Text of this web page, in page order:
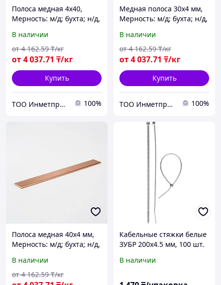
Полоса медная 4х40,
Мерность: м/д; бухта; н/д,
В наличии
от4 037.71 ₸/кг
от 4 162.59 ₸/кг
Купить
ТОО Инметпром 100%
Медная полоса 30х4 мм,
Мерность: м/д; бухта; н/д,
В наличии
от4 037.71 ₸/кг
от 4 162.59 ₸/кг
Купить
ТОО Инметпром 100%
Полоса медная 40х4 мм,
Мерность: м/д; бухта; н/д,
В наличии
от 4 162.59 ₸/кг
Кабельные стяжки белые
ЗУБР 200х4.5 мм, 100 шт.
В наличии